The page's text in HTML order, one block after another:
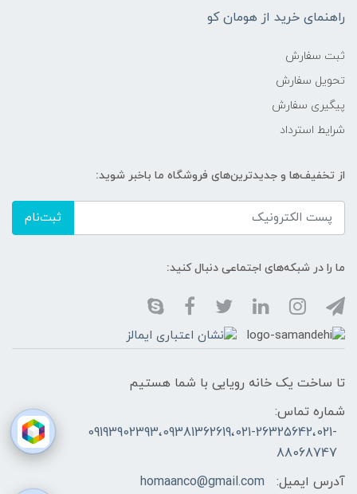
راهنمای خرید از هومان کو
ثبت سفارش
تحویل سفارش
پیگیری سفارش
شرایط استرداد
از تخفیف‌ها و جدیدترین‌های فروشگاه ما باخبر شوید:
ثبت‌نام
ما را در شبکه‌های اجتماعی دنبال کنید:
تا ساخت یک خانه رویایی با شما هستیم
شماره تماس:
09193902393،09381362619،021-26325642،021-
88068747
آدرس ایمیل:
homaanco@gmail.com